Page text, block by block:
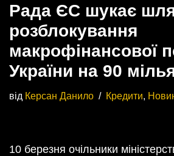
Рада ЄС шукає
розблокування
макрофінансової
України на 90
від Керсан Данило Кредити,
10 березня очільники